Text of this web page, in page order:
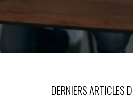
DERNIERS ARTICLES